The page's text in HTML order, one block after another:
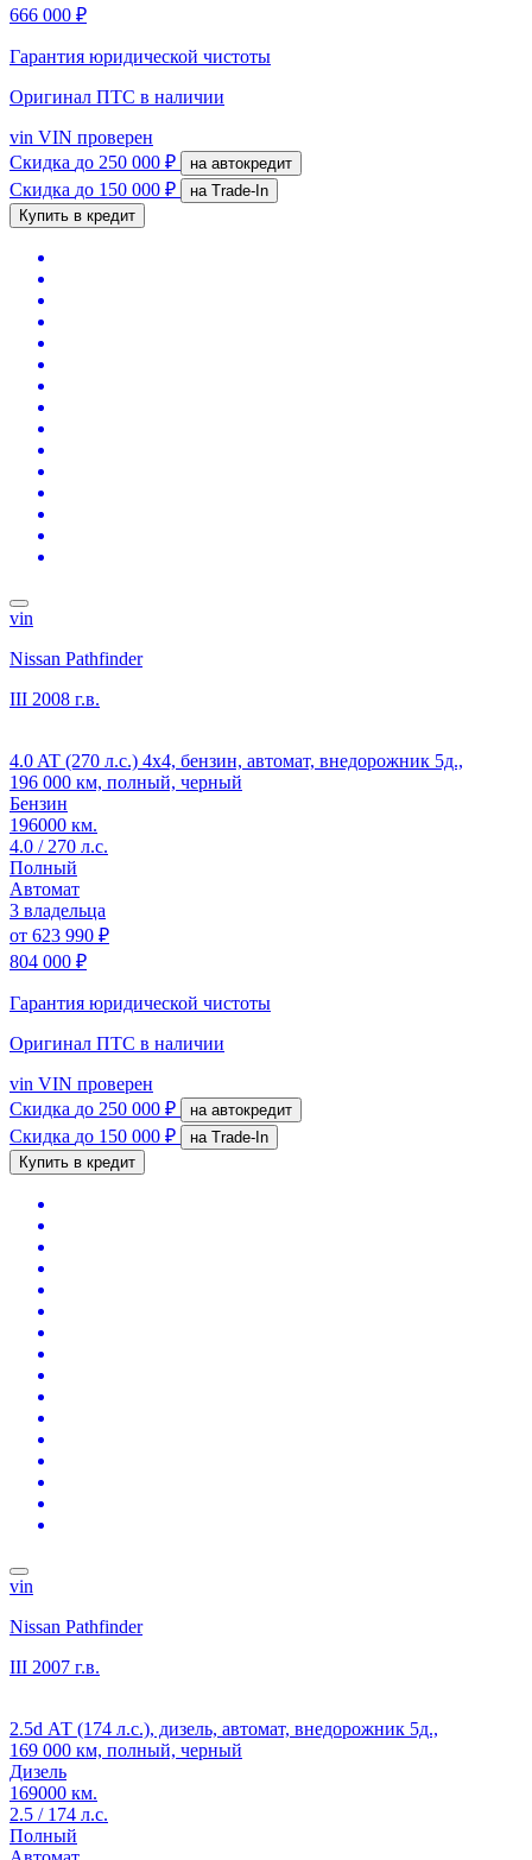
666 000 ₽
Гарантия юридической чистоты
Оригинал ПТС в наличии
vin VIN проверен
Скидка до 250 000 ₽ на автокредит
Скидка до 150 000 ₽
на Trade-In
Купить в кредит
vin
Nissan Pathfinder
III 2008 г.в.
4.0 AT (270 л.с.) 4x4, бензин, автомат, внедорожник 5д.,
196 000 км, полный, черный
Бензин
196000 км.
4.0 / 270 л.с.
Полный
Автомат
3 владельца
от 623 990 ₽
804 000 ₽
Гарантия юридической чистоты
Оригинал ПТС в наличии
vin VIN проверен
Скидка до 250 000 ₽ на автокредит
Скидка до 150 000 ₽
на Trade-In
Купить в кредит
vin
Nissan Pathfinder
III 2007 г.в.
2.5d АТ (174 л.с.), дизель, автомат, внедорожник 5д.,
169 000 км, полный, черный
Дизель
169000 км.
2.5 / 174 л.с.
Полный